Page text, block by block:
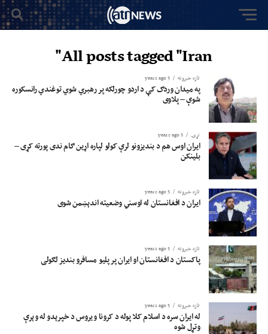
All posts tagged "Iran"
تازه خبرونه 5 years ago
په میدان وردګ کې د اردو چورلکه پر رهبري شوي توغندي رانسکوره
شوې – پلاوی
نړۍ 5 years ago
ایران اوس هم د بندیزونو لرې کولو لپاره اړین ګام ندی پورته کړی –
بلینکن
تازه خبرونه 5 years ago
ایران د افغانستان له اوسني وضعیته اندېښمن شوی
تازه خبرونه 5 years ago
پاکستان د افغانستان او ایران پر پلیو مسافرو بندیز لګولی
تازه خبرونه 5 years ago
له ایران سره د اسلام کلا پوله د کرونا ویروس د خپرېدو له وېرې
وتړل شوه